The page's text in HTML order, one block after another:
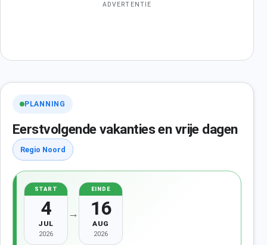
ADVERTENTIE
PLANNING
Eerstvolgende vakanties en vrije dagen
Regio Noord
START
4
JUL
2026
→
EINDE
16
AUG
2026